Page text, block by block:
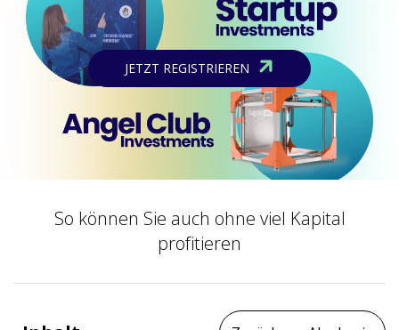
JETZT REGISTRIEREN
So können Sie auch ohne viel Kapital
profitieren